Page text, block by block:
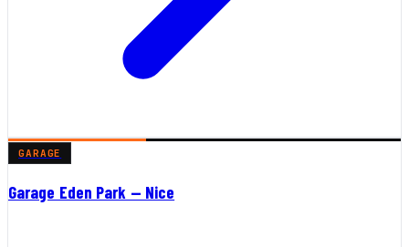
GARAGE
Garage Eden Park — Nice